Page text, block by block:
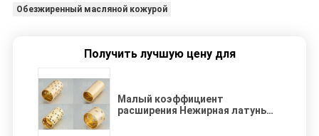
Обезжиренный масляной кожурой
Получить лучшую цену для
Малый коэффициент
расширения Нежирная латунь